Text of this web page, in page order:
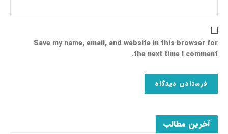
آخرین مطالب
Save my name, email, and website in this browser for
the next time I comment.